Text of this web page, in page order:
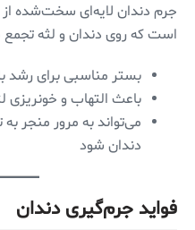
جرم دندان لایه‌ای سخت‌شده از
است که روی دندان و لثه تجمع
بستر مناسبی برای رشد
باعث التهاب و خونریزی
می‌تواند به مرور منجر
دندان شود
فواید جرم‌گیری دندان